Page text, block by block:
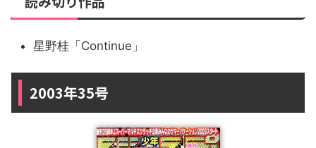
星野桂「Continue」
2003年35号